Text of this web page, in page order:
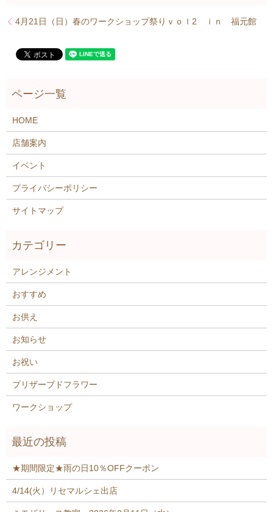
4月21日（日）春のワークショップ祭りｖｏｌ2 ｉｎ 福元館
HOME
店舗案内
イベント
プライバシーポリシー
サイトマップ
アレンジメント
おすすめ
お供え
お知らせ
お祝い
プリザーブドフラワー
ワークショップ
★期間限定★雨の日10％OFFクーポン
4/14(火）リセマルシェ出店